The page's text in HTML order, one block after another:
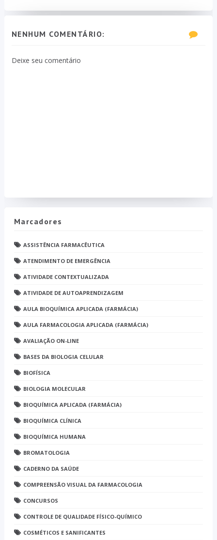
NENHUM COMENTÁRIO:
Deixe seu comentário
Marcadores
ASSISTÊNCIA FARMACÊUTICA
ATENDIMENTO DE EMERGÊNCIA
ATIVIDADE CONTEXTUALIZADA
ATIVIDADE DE AUTOAPRENDIZAGEM
AULA BIOQUÍMICA APLICADA (FARMÁCIA)
AULA FARMACOLOGIA APLICADA (FARMÁCIA)
AVALIAÇÃO ON-LINE
BASES DA BIOLOGIA CELULAR
BIOFÍSICA
BIOLOGIA MOLECULAR
BIOQUÍMICA APLICADA (FARMÁCIA)
BIOQUÍMICA CLÍNICA
BIOQUÍMICA HUMANA
BROMATOLOGIA
CADERNO DA SAÚDE
COMPREENSÃO VISUAL DA FARMACOLOGIA
CONCURSOS
CONTROLE DE QUALIDADE FÍSICO-QUÍMICO
COSMÉTICOS E SANIFICANTES